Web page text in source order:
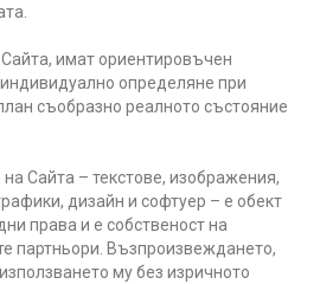
имат ориентировъчен
определяне при
съобразно реалното състояние
Сайта – текстове, изображения,
дизайн и софтуер – е обект
права и е собственост на
партньори. Възпроизвеждането,
му без изричното